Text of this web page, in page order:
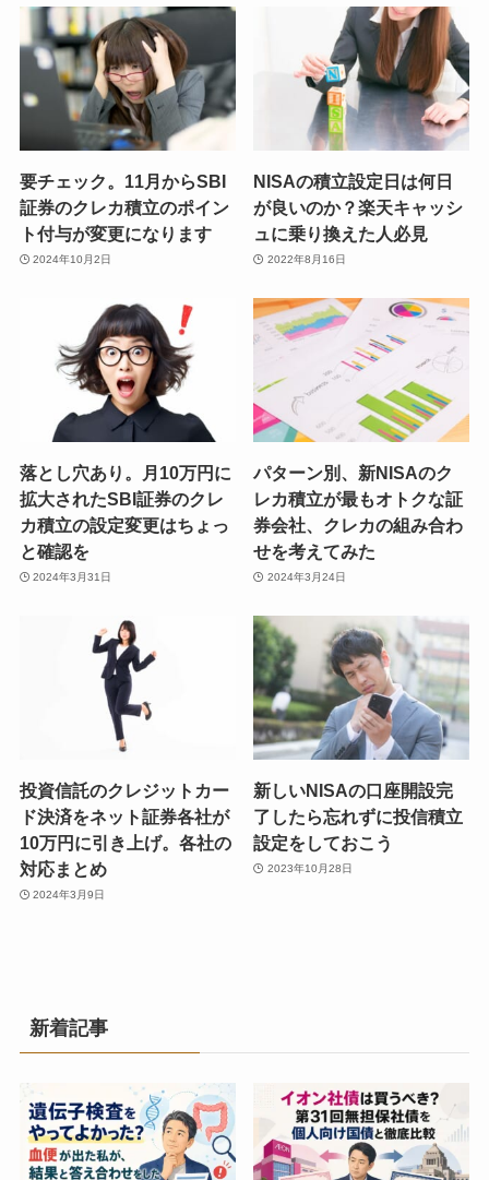
要チェック。11月からSBI
証券のクレカ積立のポイン
ト付与が変更になります
2024年10月2日
NISAの積立設定日は何日
が良いのか？楽天キャッシ
ュに乗り換えた人必見
2022年8月16日
落とし穴あり。月10万円に
拡大されたSBI証券のクレ
カ積立の設定変更はちょっ
と確認を
2024年3月31日
パターン別、新NISAのク
レカ積立が最もオトクな証
券会社、クレカの組み合わ
せを考えてみた
2024年3月24日
投資信託のクレジットカー
ド決済をネット証券各社が
10万円に引き上げ。各社の
対応まとめ
2024年3月9日
新しいNISAの口座開設完
了したら忘れずに投信積立
設定をしておこう
2023年10月28日
新着記事